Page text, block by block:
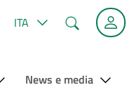
ITA Cerca
News e media